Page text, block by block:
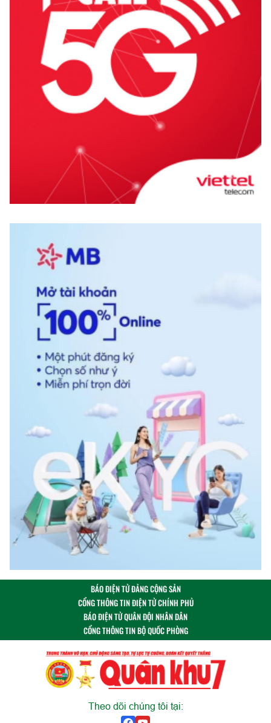
BÁO ĐIỆN TỬ ĐẢNG CỘNG SẢN
CỔNG THÔNG TIN ĐIỆN TỬ CHÍNH PHỦ
BÁO ĐIỆN TỬ QUÂN ĐỘI NHÂN DÂN
CỔNG THÔNG TIN BỘ QUỐC PHÒNG
Theo dõi chúng tôi tại: